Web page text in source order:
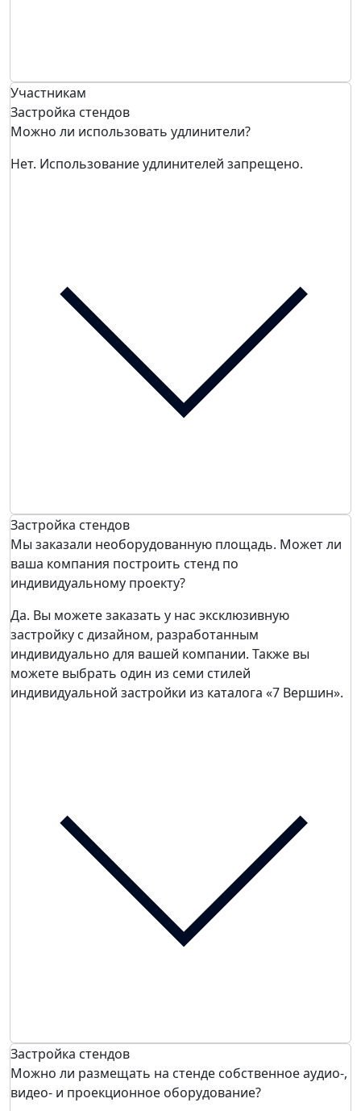
Участникам
Застройка стендов
Можно ли использовать удлинители?
Нет. Использование удлинителей запрещено.
Застройка стендов
Мы заказали необорудованную площадь. Может ли
ваша компания построить стенд по
индивидуальному проекту?
Да. Вы можете заказать у нас эксклюзивную
застройку с дизайном, разработанным
индивидуально для вашей компании. Также вы
можете выбрать один из семи стилей
индивидуальной застройки из каталога «7 Вершин».
Застройка стендов
Можно ли размещать на стенде собственное аудио-,
видео- и проекционное оборудование?